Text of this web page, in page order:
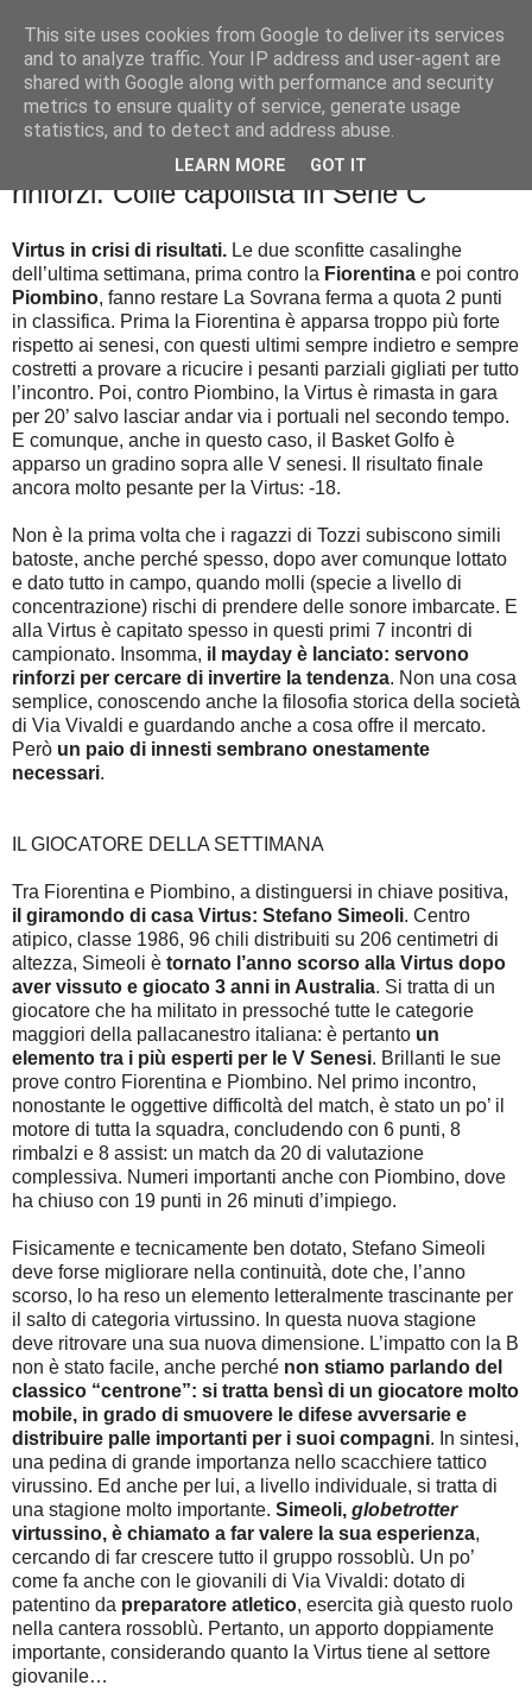
Palla al cerchio
lunedì 12 novembre 2018
Basket City: Mayday Virtus, servono
rinforzi. Colle capolista in Serie C
Virtus in crisi di risultati. Le due sconfitte casalinghe
dell’ultima settimana, prima contro la Fiorentina e poi contro
Piombino, fanno restare La Sovrana ferma a quota 2 punti
in classifica. Prima la Fiorentina è apparsa troppo più forte
rispetto ai senesi, con questi ultimi sempre indietro e sempre
costretti a provare a ricucire i pesanti parziali gigliati per tutto
l’incontro. Poi, contro Piombino, la Virtus è rimasta in gara
per 20’ salvo lasciar andar via i portuali nel secondo tempo.
E comunque, anche in questo caso, il Basket Golfo è
apparso un gradino sopra alle V senesi. Il risultato finale
ancora molto pesante per la Virtus: -18.
Non è la prima volta che i ragazzi di Tozzi subiscono simili
batoste, anche perché spesso, dopo aver comunque lottato
e dato tutto in campo, quando molli (specie a livello di
concentrazione) rischi di prendere delle sonore imbarcate. E
alla Virtus è capitato spesso in questi primi 7 incontri di
campionato. Insomma, il mayday è lanciato: servono
rinforzi per cercare di invertire la tendenza. Non una cosa
semplice, conoscendo anche la filosofia storica della società
di Via Vivaldi e guardando anche a cosa offre il mercato.
Però un paio di innesti sembrano onestamente
necessari.
IL GIOCATORE DELLA SETTIMANA
Tra Fiorentina e Piombino, a distinguersi in chiave positiva,
il giramondo di casa Virtus: Stefano Simeoli. Centro
atipico, classe 1986, 96 chili distribuiti su 206 centimetri di
altezza, Simeoli è tornato l’anno scorso alla Virtus dopo
aver vissuto e giocato 3 anni in Australia. Si tratta di un
giocatore che ha militato in pressoché tutte le categorie
maggiori della pallacanestro italiana: è pertanto un
elemento tra i più esperti per le V Senesi. Brillanti le sue
prove contro Fiorentina e Piombino. Nel primo incontro,
nonostante le oggettive difficoltà del match, è stato un po’ il
motore di tutta la squadra, concludendo con 6 punti, 8
rimbalzi e 8 assist: un match da 20 di valutazione
complessiva. Numeri importanti anche con Piombino, dove
ha chiuso con 19 punti in 26 minuti d’impiego.
Fisicamente e tecnicamente ben dotato, Stefano Simeoli
deve forse migliorare nella continuità, dote che, l’anno
scorso, lo ha reso un elemento letteralmente trascinante per
il salto di categoria virtussino. In questa nuova stagione
deve ritrovare una sua nuova dimensione. L’impatto con la B
non è stato facile, anche perché non stiamo parlando del
classico “centrone”: si tratta bensì di un giocatore molto
mobile, in grado di smuovere le difese avversarie e
distribuire palle importanti per i suoi compagni. In sintesi,
una pedina di grande importanza nello scacchiere tattico
virussino. Ed anche per lui, a livello individuale, si tratta di
una stagione molto importante. Simeoli, globetrotter
virtussino, è chiamato a far valere la sua esperienza,
cercando di far crescere tutto il gruppo rossoblù. Un po’
come fa anche con le giovanili di Via Vivaldi: dotato di
patentino da preparatore atletico, esercita già questo ruolo
nella cantera rossoblù. Pertanto, un apporto doppiamente
importante, considerando quanto la Virtus tiene al settore
giovanile…
This site uses cookies from Google to deliver its services
and to analyze traffic. Your IP address and user-agent are
shared with Google along with performance and security
metrics to ensure quality of service, generate usage
statistics, and to detect and address abuse.
LEARN MORE GOT IT